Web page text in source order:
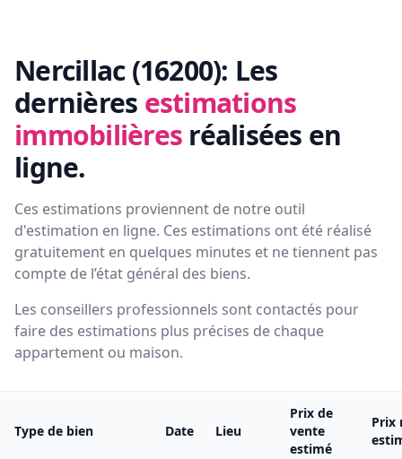
Nercillac (16200): Les
dernières estimations
immobilières réalisées en
ligne.
Ces estimations proviennent de notre outil
d'estimation en ligne. Ces estimations ont été réalisé
gratuitement en quelques minutes et ne tiennent pas
compte de l’état général des biens.
Les conseillers professionnels sont contactés pour
faire des estimations plus précises de chaque
appartement ou maison.
Type de bien Date Lieu
Prix de
vente
estimé
Prix